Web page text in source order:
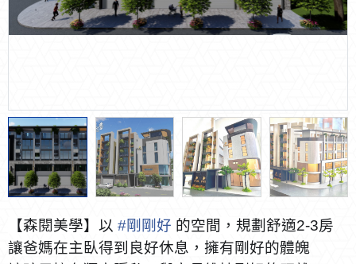
【森閱美學】以 #剛剛好 的空間，規劃舒適2-3房
讓爸媽在主臥得到良好休息，擁有剛好的體魄